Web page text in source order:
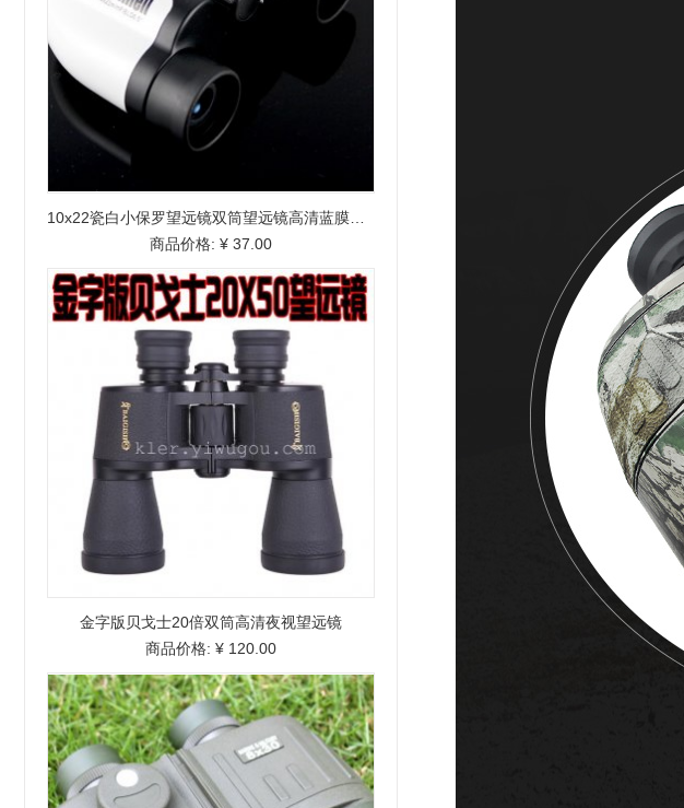
商品价格: ¥ 37.00
金字版贝戈士20倍双筒高清夜视望远镜
商品价格: ¥ 120.00